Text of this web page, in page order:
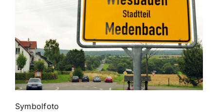
Verkehrsmeldungen
Polizeimeldungen
Themen und Termine
Gewinnspiele
Symbolfoto